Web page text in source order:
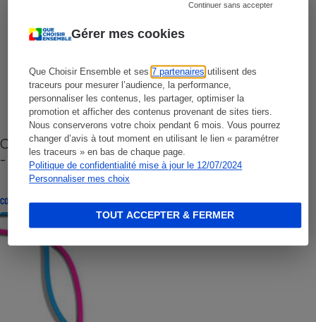
Gérer mes cookies
Que Choisir Ensemble et ses7 partenaires utilisent des
traceurs pour mesurer l’audience, la performance,
personnaliser les contenus, les partager, optimiser la
promotion et afficher des contenus provenant de sites tiers.
Nous conserverons votre choix pendant 6 mois. Vous pourrez
changer d’avis à tout moment en utilisant le lien « paramétrer
les traceurs » en bas de chaque page.
Politique de confidentialité mise à jour le 12/07/2024
Personnaliser mes choix
Continuer sans accepter
TOUT ACCEPTER & FERMER
Cafetière à capsules zéro déchet CoffeeB (vidéo)
- Premières impressions
CONSEILS